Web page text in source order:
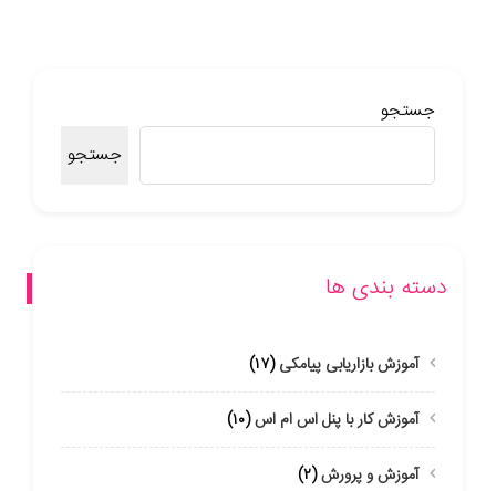
جستجو
جستجو
دسته بندی ها
آموزش بازاریابی پیامکی(۱۷)
آموزش کار با پنل اس ام اس(۱۰)
آموزش و پرورش(۲)